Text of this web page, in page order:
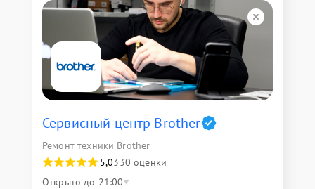
Сервисный центр Brother
Ремонт техники Brother
5,0330 оценки
Открыто до 21:00